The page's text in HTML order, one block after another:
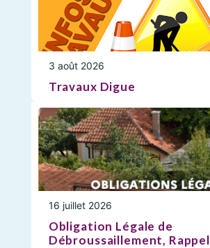
3 août 2026
Travaux Digue
16 juillet 2026
Obligation Légale de
Débroussaillement, Rappel